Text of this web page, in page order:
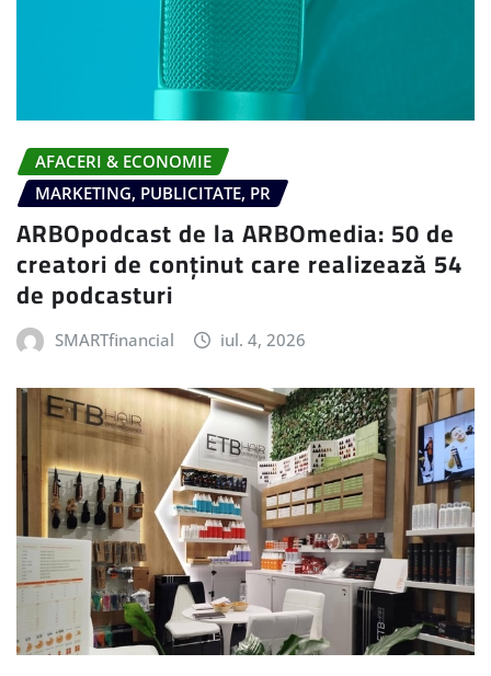
AFACERI & ECONOMIE
MARKETING, PUBLICITATE, PR
ARBOpodcast de la ARBOmedia: 50 de
creatori de conținut care realizează 54
de podcasturi
SMARTfinancial iul. 4, 2026